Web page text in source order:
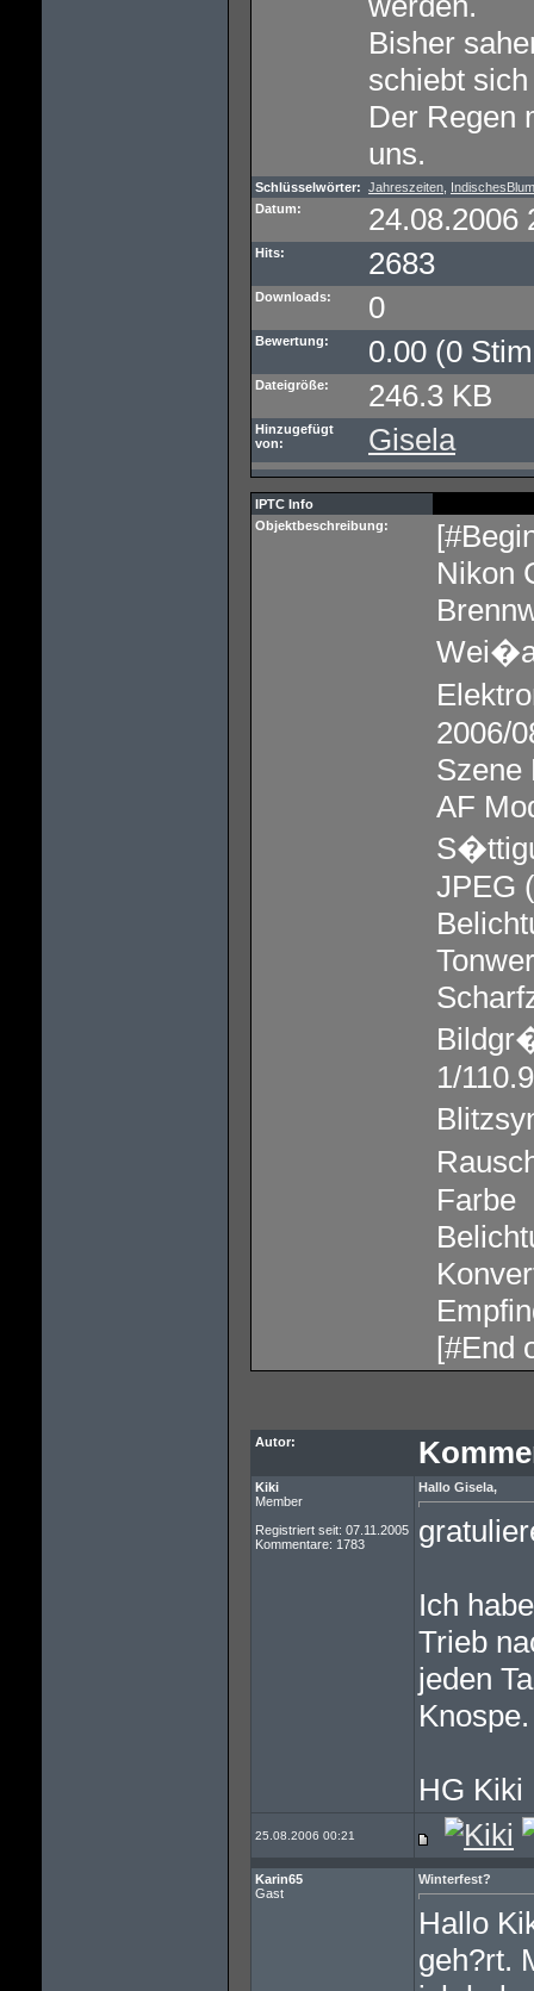
Bisher
schiebt
Der Regen
uns.
Schlüsselwörter: Jahreszeiten
Datum:
24.08.2006
Hits: 2683
Downloads: 0
Bewertung: 0.00 (0
Dateigröße: 246.3 KB
Hinzugefügt
von:
Gisela
IPTC Info
Objektbeschreibung:
Nikon
2006/
Szene
AF
JPEG
1/
Farbe
[#End
Autor:
Kiki
Member
Registriert seit: 07.11.2005
Kommentare: 1783
Hallo Gisela,
Ich
Trieb
jeden
Knospe.
HG Kiki
25.08.2006 00:21
Karin65
Gast
Winterfest?
Hallo
geh?rt.